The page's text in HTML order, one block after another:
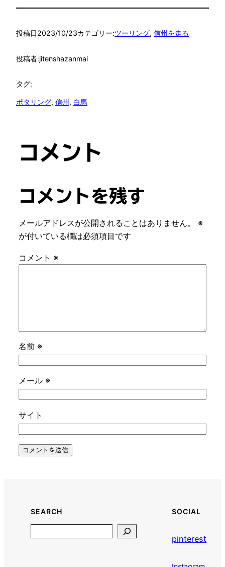
投稿日2023/10/23カテゴリー:ツーリング, 信州を走る
投稿者:jitenshazanmai
タグ:
ポタリング, 信州 , 白馬
コメント
コメントを残す
メールアドレスが公開されることはありません。
※
が付いている欄は必須項目です
コメント ※
名前 ※
メール ※
サイト
SEARCH SOCIAL
pinterest